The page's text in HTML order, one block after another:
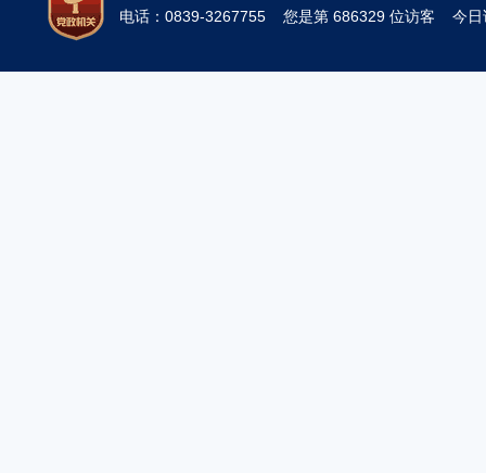
电话：0839-3267755 您是第 686329 位访客 今